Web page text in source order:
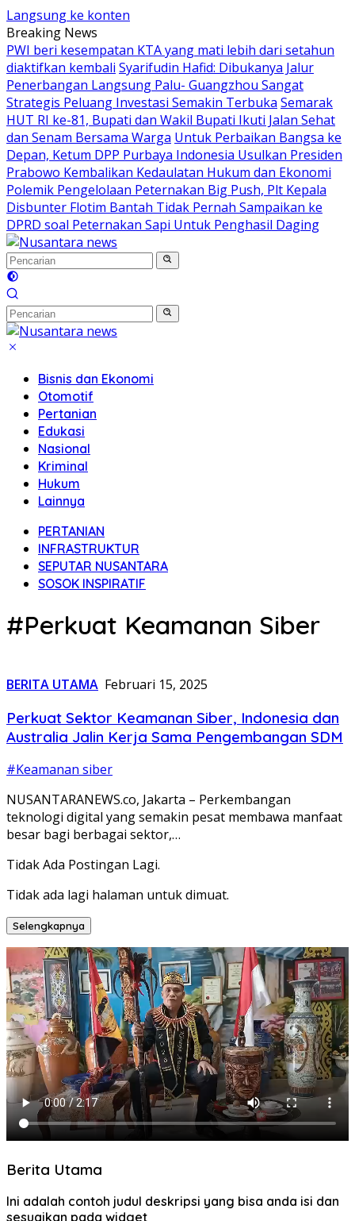
Langsung ke konten
Breaking News
PWI beri kesempatan KTA yang mati lebih dari setahun
diaktifkan kembali Syarifudin Hafid: Dibukanya Jalur
Penerbangan Langsung Palu- Guangzhou Sangat
Strategis Peluang Investasi Semakin Terbuka Semarak
HUT RI ke-81, Bupati dan Wakil Bupati Ikuti Jalan Sehat
dan Senam Bersama Warga Untuk Perbaikan Bangsa ke
Depan, Ketum DPP Purbaya Indonesia Usulkan Presiden
Prabowo Kembalikan Kedaulatan Hukum dan Ekonomi
Polemik Pengelolaan Peternakan Big Push, Plt Kepala
Disbunter Flotim Bantah Tidak Pernah Sampaikan ke
DPRD soal Peternakan Sapi Untuk Penghasil Daging
Bisnis dan Ekonomi
Otomotif
Pertanian
Edukasi
Nasional
Kriminal
Hukum
Lainnya
PERTANIAN
INFRASTRUKTUR
SEPUTAR NUSANTARA
SOSOK INSPIRATIF
#Perkuat Keamanan Siber
BERITA UTAMA Februari 15, 2025
Perkuat Sektor Keamanan Siber, Indonesia dan
Australia Jalin Kerja Sama Pengembangan SDM
#Keamanan siber
NUSANTARANEWS.co, Jakarta – Perkembangan
teknologi digital yang semakin pesat membawa manfaat
besar bagi berbagai sektor,…
Tidak Ada Postingan Lagi.
Tidak ada lagi halaman untuk dimuat.
Selengkapnya
Berita Utama
Ini adalah contoh judul deskripsi yang bisa anda isi dan
sesuaikan pada widget